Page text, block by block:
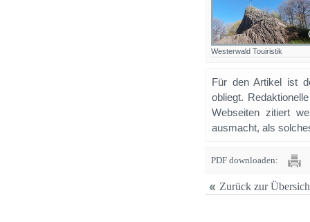
Westerwald Touiristik
Für den Artikel ist
obliegt.
Webseiten zitiert
ausmacht, als
PDF downloaden:
Zurück zur